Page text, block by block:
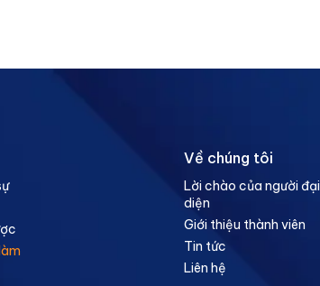
Về chúng tôi
Lời chào của người đại
diện
Giới thiệu thành viên
Tin tức
Liên hệ